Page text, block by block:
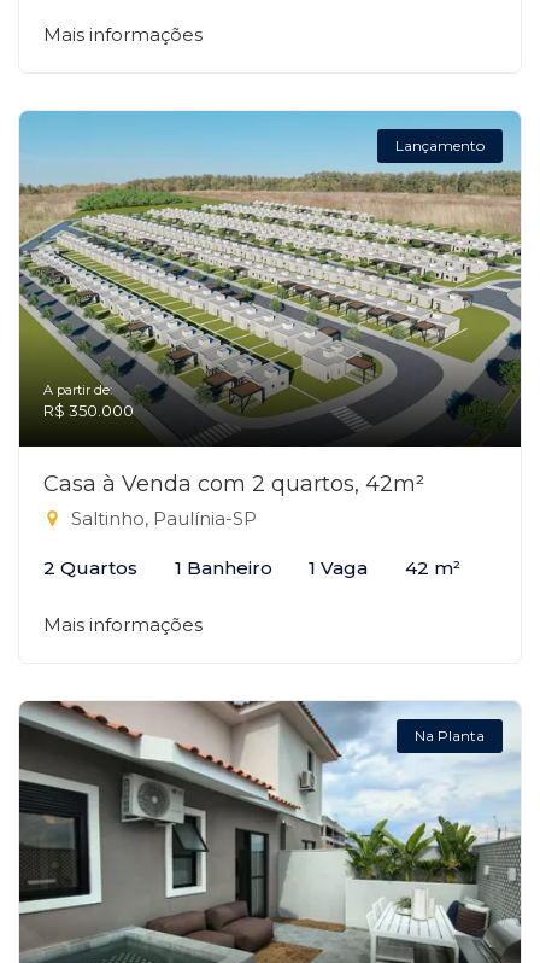
Mais informações
Lançamento
A partir de:
R$ 350.000
Casa à Venda com 2 quartos, 42m²
Saltinho, Paulínia-SP
2 Quartos 1 Banheiro 1 Vaga 42 m²
Mais informações
Na Planta